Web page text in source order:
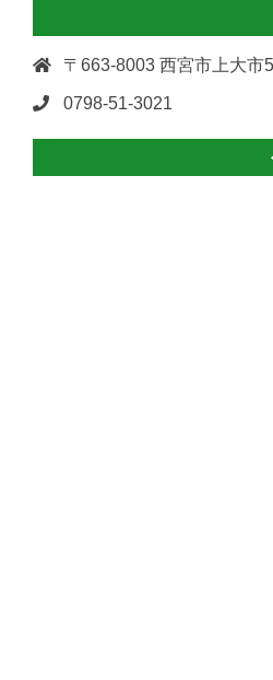
〒663-8003 西宮市上大市
0798-51-3021